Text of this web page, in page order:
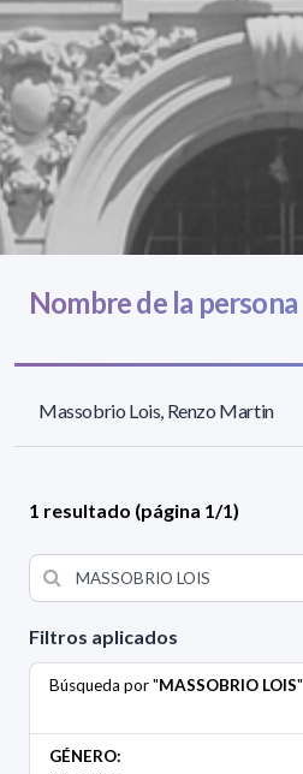
Filtros aplicados
Búsqueda por "MASSOBRIO LOIS"
GÉNERO:
Nombre de la persona
Massobrio Lois, Renzo Martin
1 resultado (página 1/1)